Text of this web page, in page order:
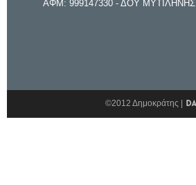
ΑΦΜ: 999147330 - ΔΟΥ ΜΥΤΙΛΗΝΗΣ
©2012 Δημοκράτης |